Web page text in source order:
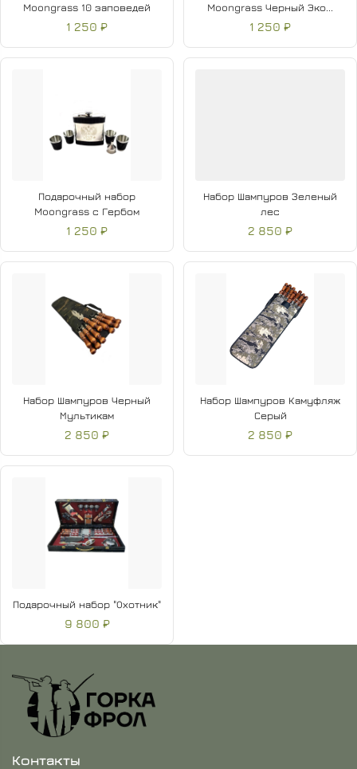
Moongrass 10 заповедей
1 250 ₽
Moongrass Черный Эко...
1 250 ₽
Подарочный набор
Moongrass с Гербом
1 250 ₽
Набор Шампуров Зеленый
лес
2 850 ₽
Набор Шампуров Черный
Мультикам
2 850 ₽
Набор Шампуров Камуфляж
Серый
2 850 ₽
Подарочный набор "Охотник"
9 800 ₽
Контакты